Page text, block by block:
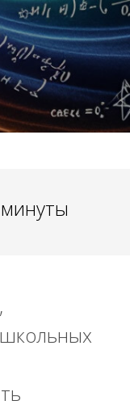
школьных